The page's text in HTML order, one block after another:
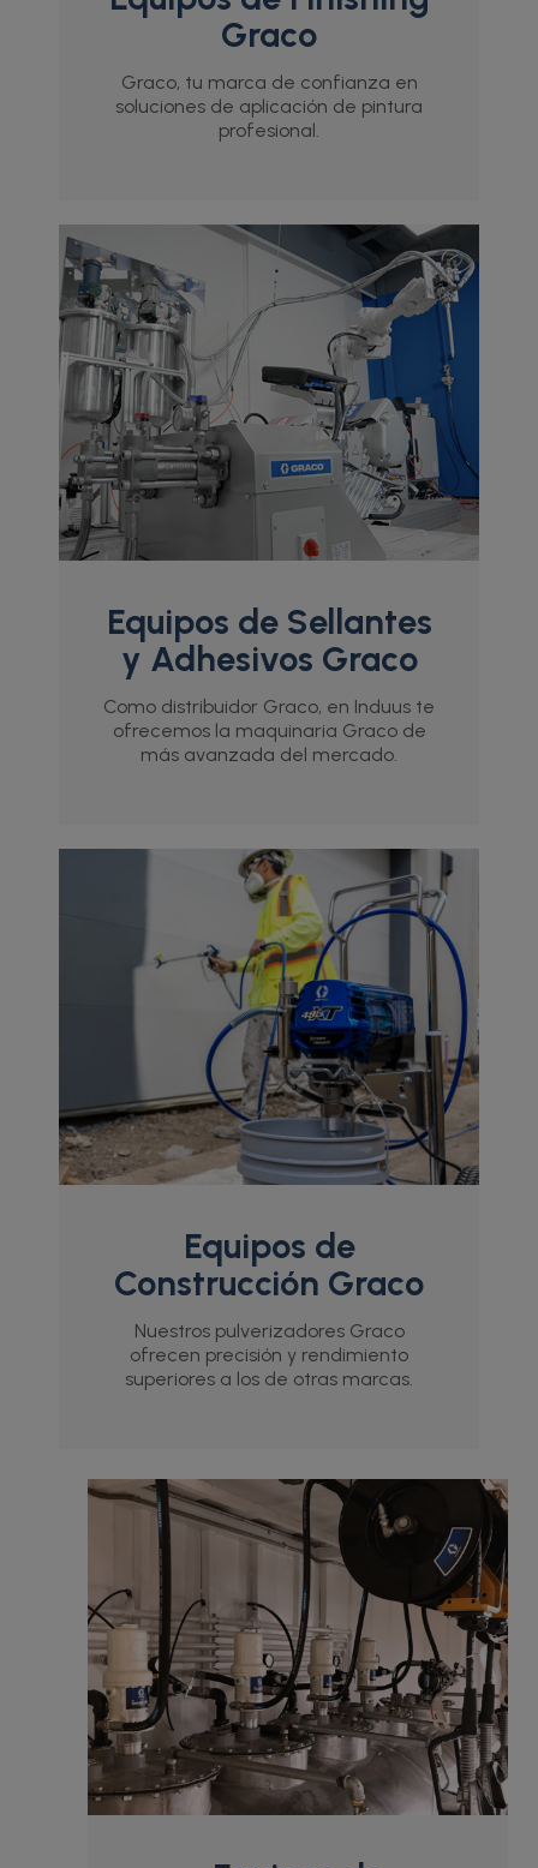
Graco
Graco, tu marca de confianza en
soluciones de aplicación de pintura
profesional.
Equipos de Sellantes
y Adhesivos Graco
Como distribuidor Graco, en Induus te
ofrecemos la maquinaria Graco de
más avanzada del mercado.
Equipos de
Construcción Graco
Nuestros pulverizadores Graco
ofrecen precisión y rendimiento
superiores a los de otras marcas.